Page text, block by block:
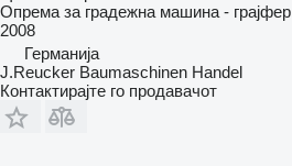
Опрема за градежна машина - грајфер
2008
Германија
J.Reucker Baumaschinen Handel
Контактирајте го продавачот